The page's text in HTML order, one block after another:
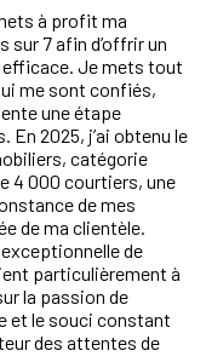
à profit ma
7 afin d’offrir un
Je mets tout
me sont confiés,
une étape
2025, j’ai obtenu le
catégorie
4 000 courtiers, une
de mes
de ma clientèle.
de
particulièrement à
la passion de
et le souci constant
des attentes de